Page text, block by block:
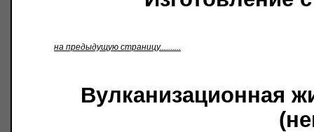
на предыдущую страницу..........
Вулканизационная